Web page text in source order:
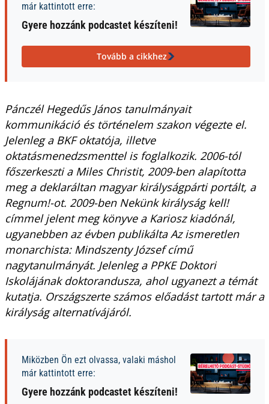
már kattintott erre:
Gyere hozzánk podcastet készíteni!
Tovább a cikkhez
Pánczél Hegedűs János tanulmányait
kommunikáció és történelem szakon végezte el.
Jelenleg a BKF oktatója, illetve
oktatásmenedzsmenttel is foglalkozik. 2006-tól
főszerkeszti a Miles Christit, 2009-ben alapította
meg a deklaráltan magyar királyságpárti portált, a
Regnum!-ot. 2009-ben Nekünk királyság kell!
címmel jelent meg könyve a Kariosz kiadónál,
ugyanebben az évben publikálta Az ismeretlen
monarchista: Mindszenty József című
nagytanulmányát. Jelenleg a PPKE Doktori
Iskolájának doktorandusza, ahol ugyanezt a témát
kutatja. Országszerte számos előadást tartott már a
királyság alternatívájáról.
Miközben Ön ezt olvassa, valaki máshol
már kattintott erre:
Gyere hozzánk podcastet készíteni!